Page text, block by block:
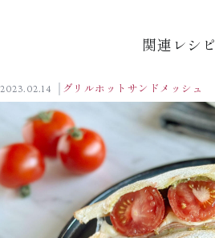
関連レシピ
2023.02.14 グリルホットサンドメッシュ